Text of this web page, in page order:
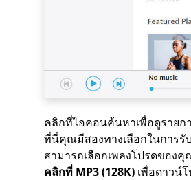
คลิกที่ไอคอนค้นหาเพื่อดูรายก
ที่นี่คุณมีสองทางเลือกในการรั
สามารถเลือกเพลงโปรดของคุ
คลิกที่ MP3 (128K) เพื่อดาวน์